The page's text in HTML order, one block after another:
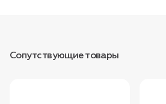
Сопутствующие товары